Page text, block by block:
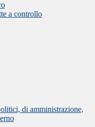
a controllo
di amministrazione,